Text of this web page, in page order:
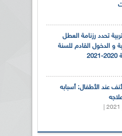
تحدد رزنامة العطل
و الدخول القادم للسنة
عند الأطفال: أسبابه